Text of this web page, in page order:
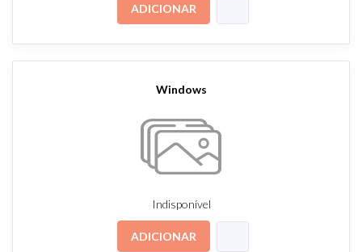
ADICIONAR
Windows
Indisponível
ADICIONAR